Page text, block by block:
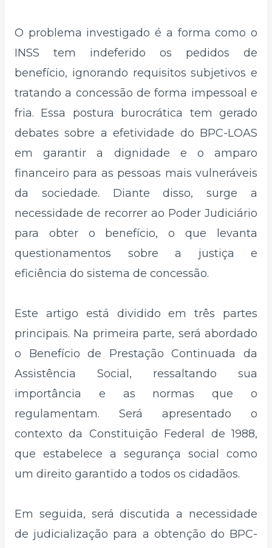
O problema investigado é a forma como o
INSS tem indeferido os pedidos de
benefício, ignorando requisitos subjetivos e
tratando a concessão de forma impessoal e
fria. Essa postura burocrática tem gerado
debates sobre a efetividade do BPC-LOAS
em garantir a dignidade e o amparo
financeiro para as pessoas mais vulneráveis
da sociedade. Diante disso, surge a
necessidade de recorrer ao Poder Judiciário
para obter o benefício, o que levanta
questionamentos sobre a justiça e
eficiência do sistema de concessão.
Este artigo está dividido em três partes
principais. Na primeira parte, será abordado
o Benefício de Prestação Continuada da
Assistência Social, ressaltando sua
importância e as normas que o
regulamentam. Será apresentado o
contexto da Constituição Federal de 1988,
que estabelece a segurança social como
um direito garantido a todos os cidadãos.
Em seguida, será discutida a necessidade
de judicialização para a obtenção do BPC-